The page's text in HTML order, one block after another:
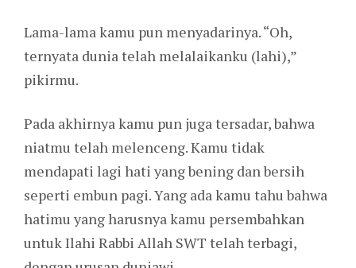
Lama-lama kamu pun menyadarinya. “Oh,
ternyata dunia telah melalaikanku (lahi),”
pikirmu.
Pada akhirnya kamu pun juga tersadar, bahwa
niatmu telah melenceng. Kamu tidak
mendapati lagi hati yang bening dan bersih
seperti embun pagi. Yang ada kamu tahu bahwa
hatimu yang harusnya kamu persembahkan
untuk Ilahi Rabbi Allah SWT telah terbagi,